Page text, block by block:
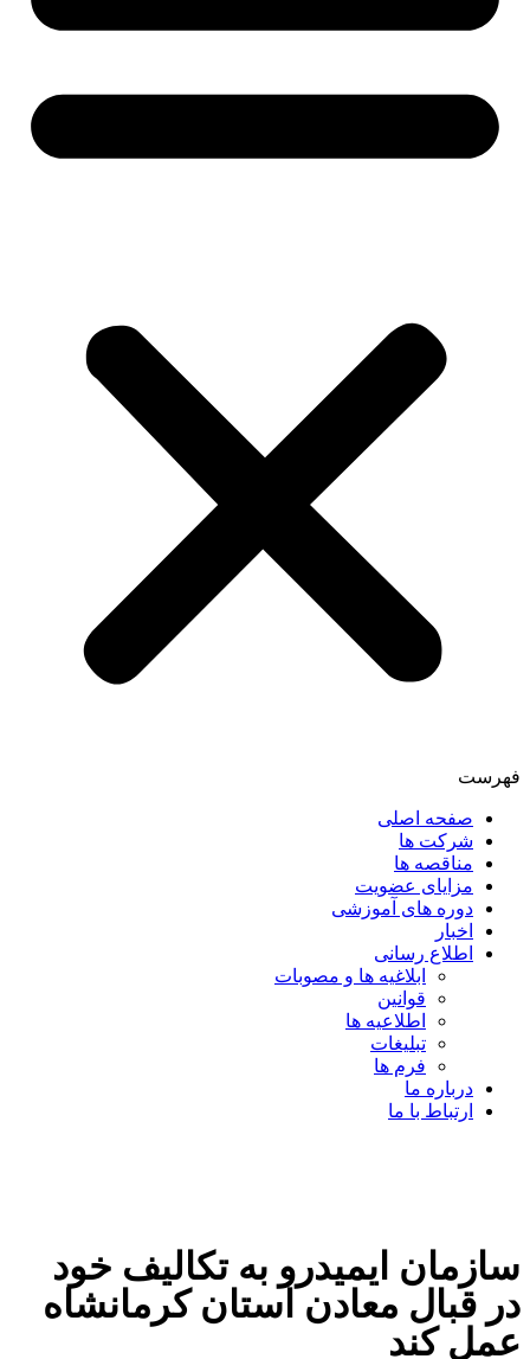
فهرست
صفحه اصلی
شرکت ها
مناقصه ها
مزایای عضویت
دوره های آموزشی
اخبار
اطلاع رسانی
ابلاغیه ها و مصوبات
قوانین
اطلاعیه ها
تبلیغات
فرم ها
درباره ما
ارتباط با ما
سازمان ایمیدرو به تکالیف خود
در قبال معادن استان کرمانشاه
عمل کند